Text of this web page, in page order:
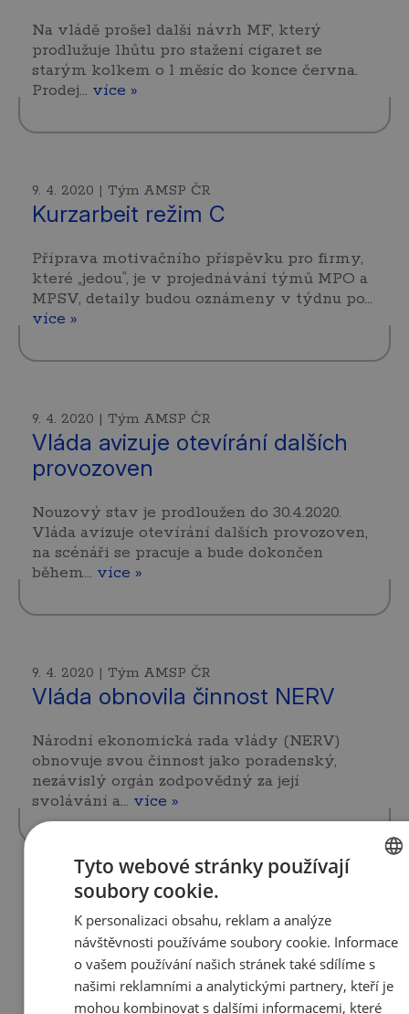
Na vládě prošel další návrh MF, který
prodlužuje lhůtu pro stažení cigaret se
starým kolkem o 1 měsíc do konce června.
Prodej… více »
9. 4. 2020 | Tým AMSP ČR
Kurzarbeit režim C
Příprava motivačního příspěvku pro firmy,
které „jedou“, je v projednávání týmů MPO a
MPSV, detaily budou oznámeny v týdnu po…
více »
9. 4. 2020 | Tým AMSP ČR
Vláda avizuje otevírání dalších
provozoven
Nouzový stav je prodloužen do 30.4.2020.
Vláda avizuje otevírání dalších provozoven,
na scénáři se pracuje a bude dokončen
během… více »
9. 4. 2020 | Tým AMSP ČR
Vláda obnovila činnost NERV
Národní ekonomická rada vlády (NERV)
obnovuje svou činnost jako poradenský,
nezávislý orgán zodpovědný za její
svolávání a… více »
9. 4. 2020 | Tým AMSP ČR
ABB spolu s AMSP ČR přichází s
nabídkou bezplatného zapůjčení
robota
Tyto webové stránky používají
soubory cookie.
K personalizaci obsahu, reklam a analýze
návštěvnosti používáme soubory cookie. Informace
o vašem používání našich stránek také sdílíme s
našimi reklamními a analytickými partnery, kteří je
mohou kombinovat s dalšími informacemi, které